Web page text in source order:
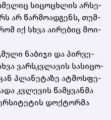
სი­ცო­ცხლის არ­სე­
არ წარ­მო­ად­გენს, თუმ­
იქ სხვა აი­რე­ბიც მო­ი­
ნა­ბი­ჯი და პირ­ვე­
ვარ­სკვლა­ვის სა­სი­ცო­
პლა­ნე­ტა­ზე ატ­მოს­ფე­
კვლე­ვის წამ­ყვან­მა
დოქ­ტორ­მა